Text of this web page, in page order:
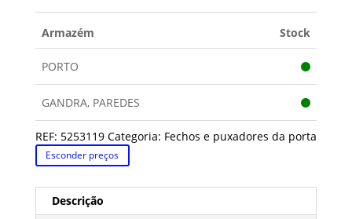
Armazém Stock
PORTO
GANDRA, PAREDES
REF: 5253119 Categoria: Fechos e puxadores da porta
Esconder preços
Descrição